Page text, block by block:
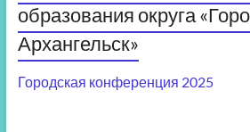
образования округа
Архангельск»
Городская конференция 2025